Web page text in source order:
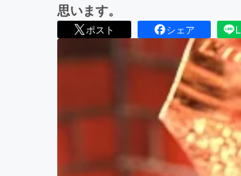
思います。
ポスト シェア